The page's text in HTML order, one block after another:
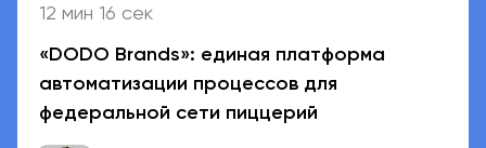
12 мин 16 сек
«DODO Brands»: единая платформа
автоматизации процессов для
федеральной сети пиццерий